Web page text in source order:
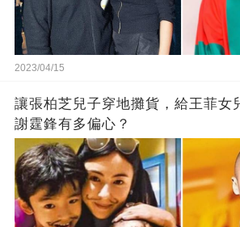
2023/04/15
讓張柏芝兒子穿地攤貨，給王菲女
謝霆鋒有多偏心？